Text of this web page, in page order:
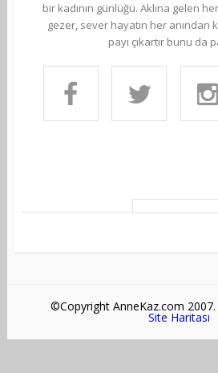
bir kadının günlüğü. Aklına gelen
gezer, sever hayatın her anından
payı çıkartır bunu da
©Copyright AnneKaz.com 2007.
Site Haritası